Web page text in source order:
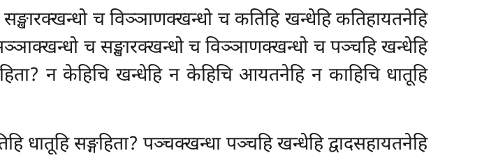
च विञ्ञाणक्खन्धो च कतिहि खन्धेहि कतिहायतनेहि
च सङ्खारक्खन्धो च विञ्ञाणक्खन्धो च पञ्चहि खन्धेहि
न केहिचि खन्धेहि न केहिचि आयतनेहि न काहिचि धातूहि
धातूहि सङ्गहिता? पञ्चक्खन्धा पञ्चहि खन्धेहि द्वादसहायतनेहि